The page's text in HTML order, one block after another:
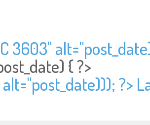
3603" alt="
{ ?>
post_date))); ?>